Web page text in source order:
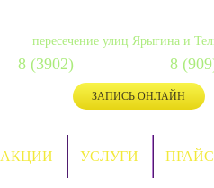
пересечение улиц Ярыгина и
8 (3902) 8
ЗАПИСЬ ОНЛАЙН
АКЦИИ УСЛУГИ ПРАЙС